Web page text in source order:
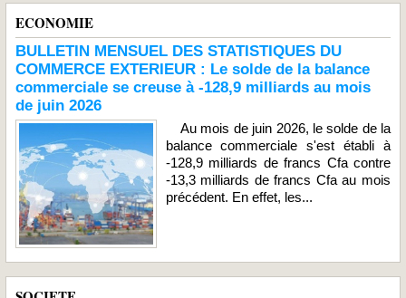
ECONOMIE
BULLETIN MENSUEL DES STATISTIQUES DU
COMMERCE EXTERIEUR : Le solde de la balance
commerciale se creuse à -128,9 milliards au mois
de juin 2026
Au mois de juin 2026, le solde de la
balance commerciale s'est établi à
-128,9 milliards de francs Cfa contre
-13,3 milliards de francs Cfa au mois
précédent. En effet, les...